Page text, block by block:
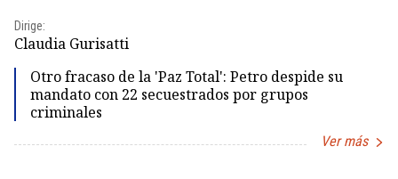
Dirige:
Claudia Gurisatti
Otro fracaso de la 'Paz Total': Petro despide su
mandato con 22 secuestrados por grupos
criminales
Ver más